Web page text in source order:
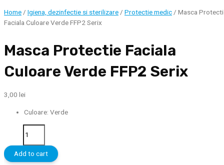
Home / Igiena, dezinfectie si sterilizare / Protectie medic / Masca
Faciala Culoare Verde FFP2 Serix
Masca Protectie Faciala
Culoare Verde FFP2 Serix
3,00 lei
Culoare: Verde
Protectie
Faciala
Culoare
Add to cart